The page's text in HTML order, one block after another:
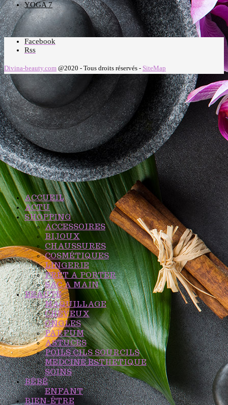
YOGA7
Facebook
Rss
Divina-beauty.com @2020 - Tous droits réservés - SiteMap
ACCUEIL
ACTU
SHOPPING
ACCESSOIRES
BIJOUX
CHAUSSURES
COSMÉTIQUES
LINGERIE
PRÊT A PORTER
SAC A MAIN
BEAUTÉ
MAQUILLAGE
CHEVEUX
ONGLES
PARFUM
ASTUCES
POILS CILS SOURCILS
MEDCINE ESTHETIQUE
SOINS
BÉBÉ
ENFANT
BIEN-ÊTRE